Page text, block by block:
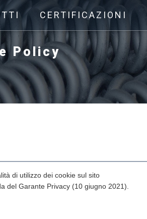
CERTIFICAZIONI
Policy
di utilizzo dei cookie sul sito
del Garante Privacy (10 giugno 2021).